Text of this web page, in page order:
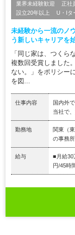
業界未経験歓迎 正社
設立20年以上
U・Iタ
未経験から一流のノ
う新しいキャリアを
「同じ家は、つくら
複数回受賞しました
ない。」をポリシー
を図...
仕事内容
国内外
当社で
勤務地
関東（
の事務
給与
■月給30
円/45時